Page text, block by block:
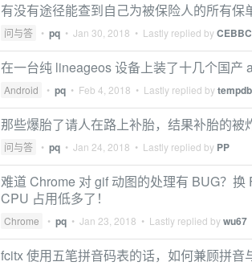
有没有途径能查到自己为被保险人的所有保
问与答 • pq • Jan 30, 2018 • Lastly replied by
在一台纯 lineageos 设备上装了十几个国产
Android • pq • Feb 4, 2018 • Lastly replied by
那些爆胎了请人在路上补胎，结果补胎的被
问与答 • pq • Jan 24, 2018 • Lastly replied by PP
难道 Chrome 对 gif 动图的处理有 BUG？换
CPU 占用低多了！
Chrome • pq • Jan 23, 2018 • Lastly replied bywu67
fcitx 使用五笔拼音码表的话，如何兼顾拼音